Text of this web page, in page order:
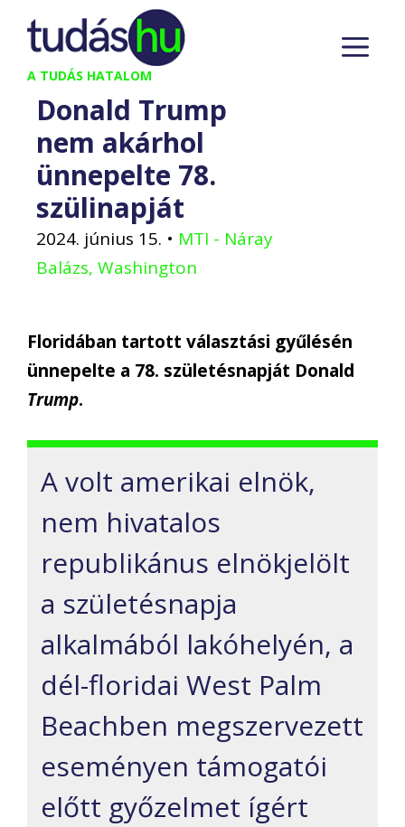
Kilépés
tartalomba
A TUDÁS HATALOM
Donald Trump
nem akárhol
ünnepelte 78.
szülinapját
2024. június 15. • MTI - Náray
Balázs, Washington
Floridában tartott választási gyűlésén
ünnepelte a 78. születésnapját Donald
Trump.
A volt amerikai elnök,
nem hivatalos
republikánus elnökjelölt
a születésnapja
alkalmából lakóhelyén, a
dél-floridai West Palm
Beachben megszervezett
eseményen támogatói
előtt győzelmet ígért